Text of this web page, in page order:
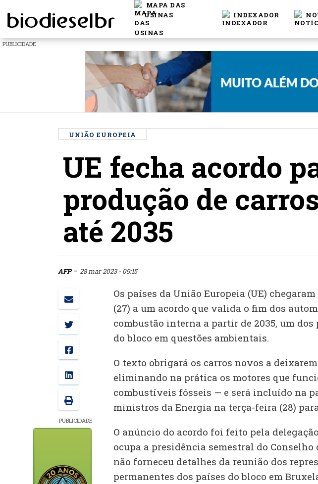
MAPA DAS
USINAS
INDEXADOR
PUBLICIDADE
UNIÃO EUROPEIA
UE fecha acordo
produção de
até 2035
AFP- 28 mar 2023 - 09:15
PUBLICIDADE
Os países da União Europeia (UE)
(27) a um acordo que valida o fim dos
combustão interna a partir de 2035, um dos
do bloco em questões ambientais.
O texto obrigará os carros novos a
eliminando na prática os motores que
combustíveis fósseis — e será incluído na
ministros da Energia na terça-feira (28)
O anúncio do acordo foi feito pela
ocupa a presidência semestral do Conselho
não forneceu detalhes da reunião dos
permanentes dos países do bloco em